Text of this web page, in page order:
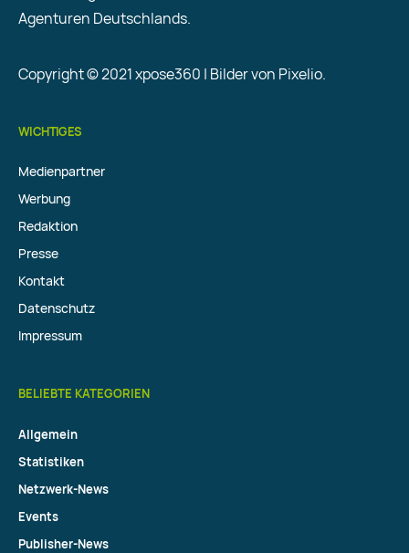
Agenturen Deutschlands.
Copyright © 2021 xpose360 | Bilder von Pixelio.
WICHTIGES
Medienpartner
Werbung
Redaktion
Presse
Kontakt
Datenschutz
Impressum
BELIEBTE KATEGORIEN
Allgemein
Statistiken
Netzwerk-News
Events
Publisher-News